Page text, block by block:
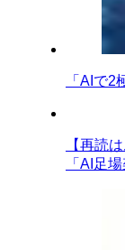
「AIで2
【再読
「AI足